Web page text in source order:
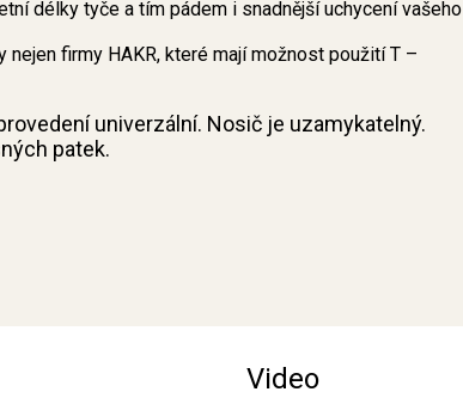
délky tyče a tím pádem i snadnější uchycení vašeho
firmy HAKR, které mají možnost použití T –
univerzální. Nosič je uzamykatelný.
patek.
Video